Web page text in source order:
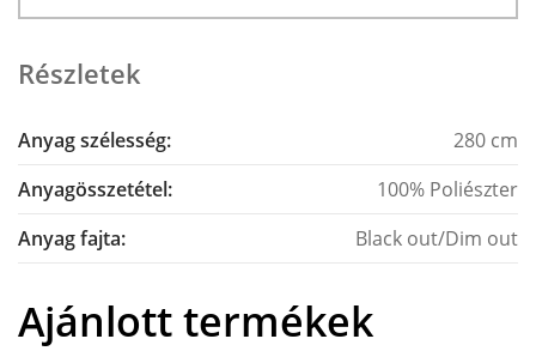
Részletek
Anyag szélesség:
280 cm
Anyagösszetétel:
100% Poliészter
Anyag fajta:
Black out/Dim out
Ajánlott termékek